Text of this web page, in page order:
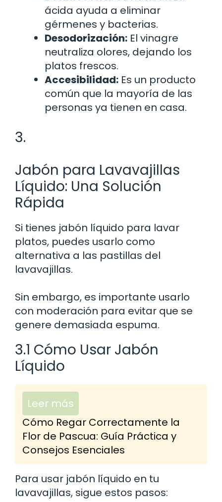
ácida ayuda a eliminar
gérmenes y bacterias.
Desodorización: El vinagre
neutraliza olores, dejando los
platos frescos.
Accesibilidad: Es un producto
común que la mayoría de las
personas ya tienen en casa.
3.
Jabón para Lavavajillas
Líquido: Una Solución
Rápida
Si tienes jabón líquido para lavar
platos, puedes usarlo como
alternativa a las pastillas del
lavavajillas.
Sin embargo, es importante usarlo
con moderación para evitar que se
genere demasiada espuma.
3.1 Cómo Usar Jabón
Líquido
Leer más
Cómo Regar Correctamente la
Flor de Pascua: Guía Práctica y
Consejos Esenciales
Para usar jabón líquido en tu
lavavajillas, sigue estos pasos: